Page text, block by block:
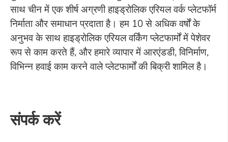
साथ चीन में एक शीर्ष अग्रणी हाइड्रोलिक एरियल वर्क प्लेटफॉर्म
निर्माता और समाधान प्रदाता है। हम 10 से अधिक वर्षों के
अनुभव के साथ हाइड्रोलिक एरियल वर्किंग प्लेटफार्मों में पेशेवर
रूप से काम करते हैं, और हमारे व्यापार में आरएंडडी, विनिर्माण,
विभिन्न हवाई काम करने वाले प्लेटफार्मों की बिक्री शामिल है।
संपर्क करें